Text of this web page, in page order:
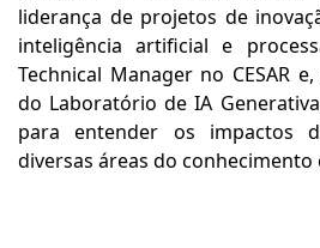
liderança de projetos de
inteligência artificial e
Technical Manager no CESAR
do Laboratório de IA
para entender os impactos
diversas áreas do conhecimento